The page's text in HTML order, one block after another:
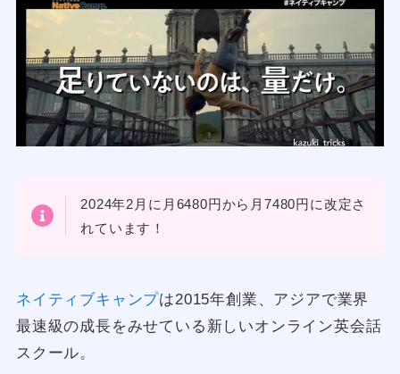
2024年2月に月6480円から月7480円に改定さ
れています！
ネイティブキャンプは2015年創業、アジアで業界
最速級の成長をみせている新しいオンライン英会話
スクール。